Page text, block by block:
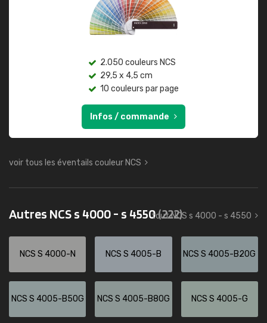
2.050 couleurs NCS
29,5 x 4,5 cm
10 couleurs par page
Infos / commande
voir tous les éventails couleur NCS
Autres NCS s 4000 - s 4550(222)
tout NCS s 4000 - s 4550
NCS S 4000-N NCS S 4005-B NCS S 4005-B20G
NCS S 4005-B50G NCS S 4005-B80G NCS S 4005-G